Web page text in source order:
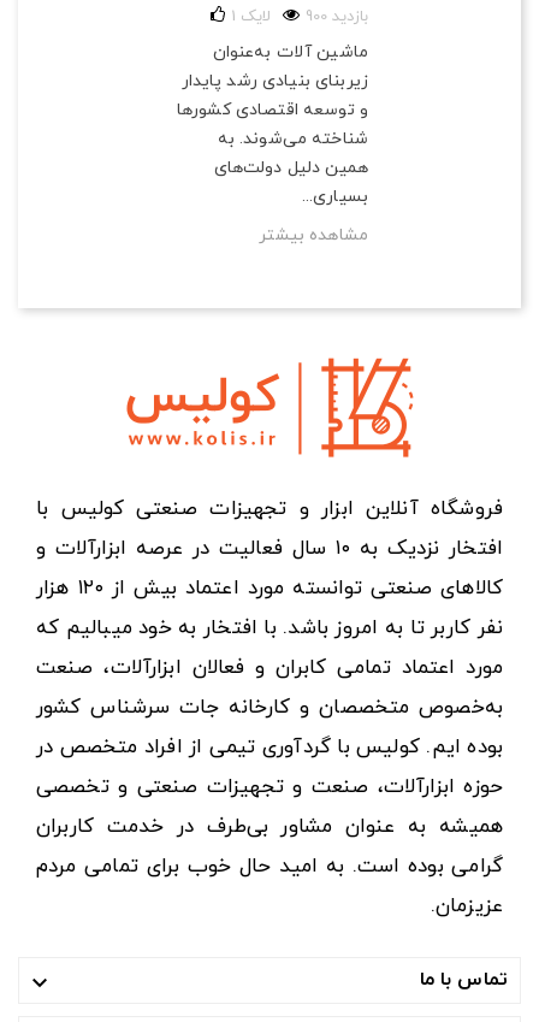
900 بازدید 1 لایک
ماشین آلات به‌عنوان
زیربنای بنیادی رشد پایدار
و توسعه اقتصادی کشورها
شناخته می‌شوند. به
همین دلیل دولت‌های
بسیاری...
مشاهده بیشتر
فروشگاه آنلاین ابزار و تجهیزات صنعتی کولیس با
افتخار نزدیک به ۱۰ سال فعالیت در عرصه ابزارآلات و
کالاهای صنعتی توانسته مورد اعتماد بیش از ۱۲۰ هزار
نفر کاربر تا به امروز باشد. با افتخار به خود میبالیم که
مورد اعتماد تمامی کابران و فعالان ابزارآلات، صنعت
به‌خصوص متخصصان و کارخانه جات سرشناس کشور
بوده ایم. کولیس با گردآوری تیمی از افراد متخصص در
حوزه ابزارآلات، صنعت و تجهیزات صنعتی و تخصصی
همیشه به عنوان مشاور بی‌طرف در خدمت کاربران
گرامی بوده است. به امید حال خوب برای تمامی مردم
عزیزمان.
تماس با ما 